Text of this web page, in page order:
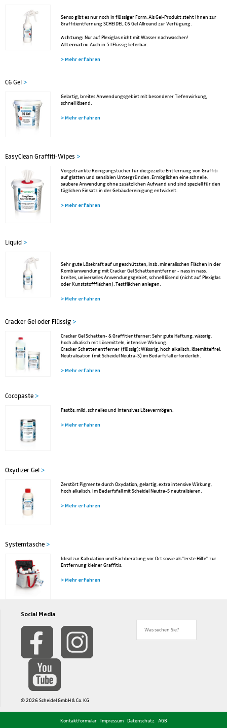
Senso gibt es nur noch in flüssiger Form. Als Gel-Produkt steht Ihnen zur
Graffitientfernung SCHEIDEL C6 Gel Allround zur Verfügung.
Achtung: Nur auf Plexiglas nicht mit Wasser nachwaschen!
Alternativ: Auch in 5 l Flüssig lieferbar.
> Mehr erfahren
C6 Gel >
Gelartig, breites Anwendungsgebiet mit besonderer Tiefenwirkung,
schnell lösend.
> Mehr erfahren
EasyClean Graffiti-Wipes >
Vorgetränkte Reinigungstücher für die gezielte Entfernung von Graffiti
auf glatten und sensiblen Untergründen. Ermöglichen eine schnelle,
saubere Anwendung ohne zusätzlichen Aufwand und sind speziell für den
täglichen Einsatz in der Gebäudereinigung entwickelt.
> Mehr erfahren
Liquid >
Sehr gute Lösekraft auf ungeschützten, insb. mineralischen Flächen in der
Kombianwendung mit Cracker Gel Schattenentferner - nass in nass,
breites, universelles Anwendungsgebiet, schnell lösend (nicht auf Plexiglas
oder Kunststoffflächen). Testflächen anlegen.
> Mehr erfahren
Cracker Gel oder Flüssig >
Cracker Gel Schatten- & Graffitientferner: Sehr gute Haftung, wässrig,
hoch alkalisch mit Lösemitteln, intensive Wirkung.
Cracker Schattenentferner (flüssig): Wässrig, hoch alkalisch, lösemittelfrei.
Neutralisation (mit Scheidel Neutra-S) im Bedarfsfall erforderlich.
> Mehr erfahren
Cocopaste >
Pastös, mild, schnelles und intensives Lösevermögen.
> Mehr erfahren
Oxydizer Gel >
Zerstört Pigmente durch Oxydation, gelartig, extra intensive Wirkung,
hoch alkalisch. Im Bedarfsfall mit Scheidel Neutra-S neutralisieren.
> Mehr erfahren
Systemtasche >
Ideal zur Kalkulation und Fachberatung vor Ort sowie als "erste Hilfe" zur
Entfernung kleiner Graffitis.
> Mehr erfahren
Social Media
© 2026 Scheidel GmbH & Co. KG
Kontaktformular Impressum Datenschutz AGB